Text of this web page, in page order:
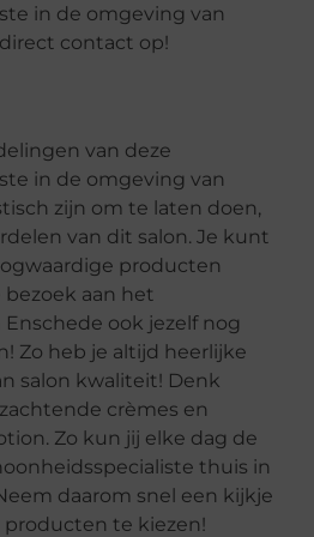
in de omgeving van
contact op!
van deze
in de omgeving van
zijn om te laten doen,
van dit salon. Je kunt
producten
bezoek aan het
ook jezelf nog
Zo heb je altijd heerlijke
salon kwaliteit! Denk
crèmes en
Zo kun jij elke dag de
thuis in
daarom snel een kijkje
te kiezen!